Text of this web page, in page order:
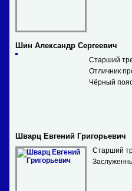
Шин Александр Сергеевич
Старший
Отличник
Чёрный
Шварц Евгений Григорьевич
Старший